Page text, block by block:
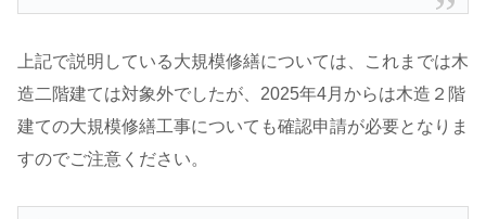
上記で説明している大規模修繕については、これまでは木
造二階建ては対象外でしたが、2025年4月からは木造２階
建ての大規模修繕工事についても確認申請が必要となりま
すのでご注意ください。